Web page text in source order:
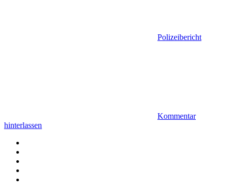
Polizeibericht
Kommentar
hinterlassen